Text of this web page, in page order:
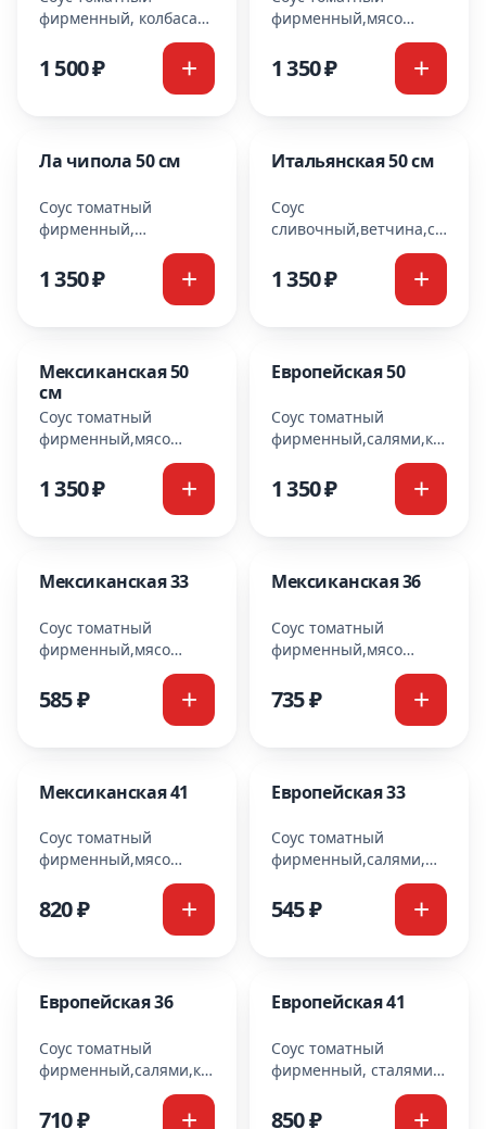
фирменный, колбаса
пипперони, охотничьи
колбаски, салями,
бекон, болгарский
1 500 ₽
фирменный,мясо
куриное,ананасы,сыр
моцарелла Cooking
1 350 ₽
Ла чипола 50 см
Соус томатный
фирменный,
охотничьи колбаски,
ветчина, красный лук,
шампиньоны,
1 350 ₽
Итальянская 50 см
Соус
сливочный,ветчина,салями,
болгарский перец,сыр
моцарелла
1 350 ₽
Мексиканская 50
см
Соус томатный
фирменный,мясо
маслины,перец
1 350 ₽
Европейская 50
Соус томатный
фирменный,салями,курица,
помидоры,перец
болгарский,сыр
моцарелла Cooking
1 350 ₽
Мексиканская 33
Соус томатный
фирменный,мясо
куриное,маслины,перец,
халапенью,сыр
мацарелла Cooking
585 ₽
Мексиканская 36
Соус томатный
фирменный,мясо
маслины,перец
халапенью,сыр
735 ₽
Мексиканская 41
Соус томатный
фирменный,мясо
маслины,перец
820 ₽
Европейская 33
Соус томатный
фирменный,салями,
помидоры,перец
545 ₽
Европейская 36
Соус томатный
фирменный,салями,курица,
помидоры,перец
болгарский,сыр
710 ₽
Европейская 41
Соус томатный
фирменный, сталями,
курица, помидоры,
перец болгарский, сыр
850 ₽